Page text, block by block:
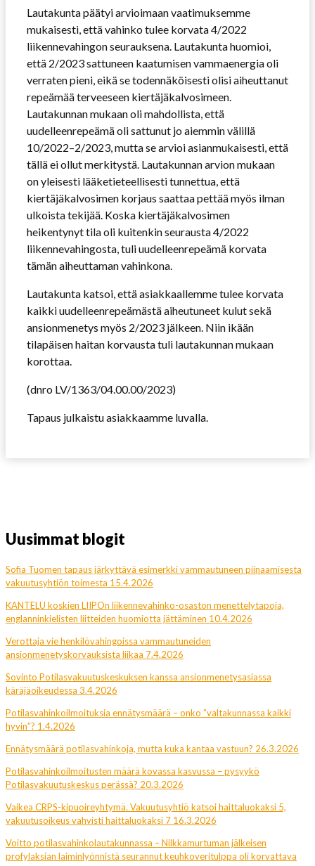
Lautakunta päätyi arvioimaan vaatimuksemme
mukaisesti, että vahinko tulee korvata 4/2022
liikennevahingon seurauksena. Lautakunta huomioi,
että 2/2023 sattuneen kaatumisen vammaenergia oli
verraten pieni, eikä se todennäköisesti olisi aiheuttanut
repeämää terveeseen kiertäjäkalvosimeen.
Lautakunnan mukaan oli mahdollista, että
uudelleenrepeämä oli sattunut jo aiemmin välillä
10/2022–2/2023, mutta se arvioi asianmukaisesti, että
tällä ei ollut merkitystä. Lautakunnan arvion mukaan
on yleisesti lääketieteellisesti tunnettua, että
kiertäjäkalvosimen korjaus saattaa pettää myös ilman
ulkoista tekijää. Koska kiertäjäkalvosimen
heikentynyt tila oli kuitenkin seurausta 4/2022
liikennevahingosta, tuli uudelleenrepeämä korvata
tämän aiheuttaman vahinkona.
Lautakunta katsoi, että asiakkaallemme tulee korvata
kaikki uudelleenrepeämästä aiheutuneet kulut sekä
ansionmenetys myös 2/2023 jälkeen. Niin ikään
tilapäisen haitan korvausta tuli lautakunnan mukaan
korottaa.
(dnro LV/1363/04.00.00/2023)
Tapaus julkaistu asiakkaamme luvalla.
Uusimmat blogit
Sofia Tuomen tapaus järkyttävä esimerkki vammautuneen piinaamisesta
vakuutusyhtiön toimesta 15.4.2026
KANTELU koskien LIIPOn liikennevahinko-osaston menettelytapoja,
englanninkielisten liitteiden huomiotta jättäminen 10.4.2026
Verottaja vie henkilövahingoissa vammautuneiden
ansionmenetyskorvauksista liikaa 7.4.2026
Sovinto Potilasvakuutuskeskuksen kanssa ansionmenetysasiassa
käräjäoikeudessa 3.4.2026
Potilasvahinkoilmoituksia ennätysmäärä – onko ”valtakunnassa kaikki
hyvin”? 1.4.2026
Ennätysmäärä potilasvahinkoja, mutta kuka kantaa vastuun? 26.3.2026
Potilasvahinkoilmoitusten määrä kovassa kasvussa – pysyykö
Potilasvakuutuskeskus perässä? 20.3.2026
Vaikea CRPS-kipuoireyhtymä. Vakuutusyhtiö katsoi haittaluokaksi 5,
vakuutusoikeus vahvisti haittaluokaksi 7 16.3.2026
Voitto potilasvahinkolautakunnassa – Nilkkamurtuman jälkeisen
profylaksian laiminlyönnistä seurannut keuhkoveritulppa oli korvattava